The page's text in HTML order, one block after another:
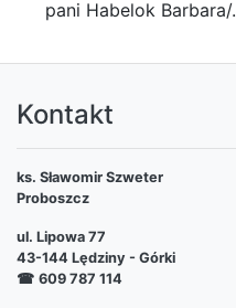
pani Habelok Barbara/.
Kontakt
ks. Sławomir Szweter
Proboszcz
ul. Lipowa 77
43-144 Lędziny - Górki
☎ 609 787 114